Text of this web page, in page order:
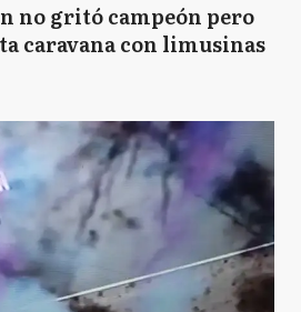
no gritó campeón pero
caravana con limusinas